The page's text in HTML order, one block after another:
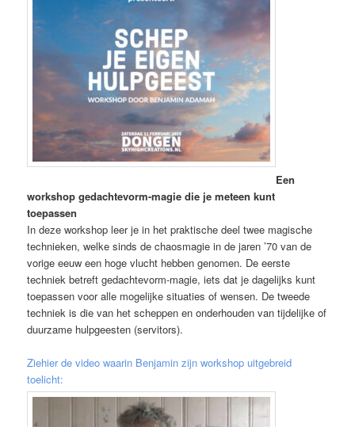
Een
workshop gedachtevorm-magie die je meteen kunt
toepassen
In deze workshop leer je in het praktische deel twee magische
technieken, welke sinds de chaosmagie in de jaren ’70 van de
vorige eeuw een hoge vlucht hebben genomen. De eerste
techniek betreft gedachtevorm-magie, iets dat je dagelijks kunt
toepassen voor alle mogelijke situaties of wensen. De tweede
techniek is die van het scheppen en onderhouden van tijdelijke of
duurzame hulpgeesten (servitors).
Ziehier de video waarin Benjamin zijn workshop uitgebreid
toelicht: